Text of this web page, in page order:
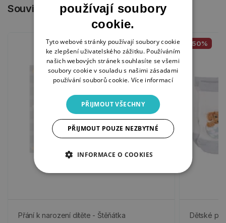
Související produkty
Přání k narození dítěte - Štěňátka
-50%
Dětské
používají soubory
cookie.
Tyto webové stránky používají soubory cookie
ke zlepšení uživatelského zážitku. Používáním
našich webových stránek souhlasíte se všemi
soubory cookie v souladu s našimi zásadami
používání souborů cookie. Více informací
PŘIJMOUT VŠECHNY
PŘIJMOUT POUZE NEZBYTNÉ
INFORMACE O COOKIES